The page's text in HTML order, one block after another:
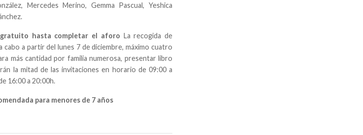
Mercedes Merino, Gemma Pascual, Yeshica
hasta completar el aforo La recogida de
cabo a partir del lunes 7 de diciembre, máximo cuatro
más cantidad por familia numerosa, presentar libro
la mitad de las invitaciones en horario de 09:00 a
16:00 a 20:00h.
para menores de 7 años